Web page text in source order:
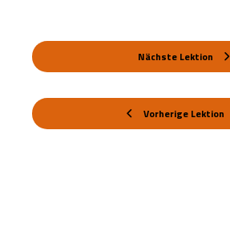
Vorherige Lektion
Nächste Lektion